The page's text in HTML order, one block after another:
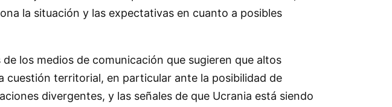
la situación y las expectativas en cuanto a posibles
los medios de comunicación que sugieren que altos
territorial, en particular ante la posibilidad de
divergentes, y las señales de que Ucrania está siendo